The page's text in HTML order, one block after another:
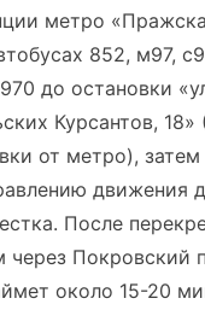
метро
852, м97,
до остановки
Курсантов, 18»
от метро),
движения
После
через Покровский
около 15-20